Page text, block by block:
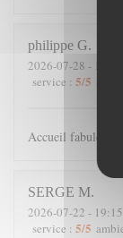
philippe G
2026-07-28 - 19:45
service : 5/5
Accueil fabuleux
SERGE M
2026-07-22 -
service : 5/5